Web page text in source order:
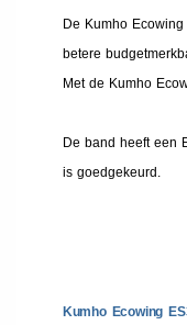
De Kumho
betere
Met de Kumho
De band heeft een
is goedgekeurd.
Kumho Ecowing